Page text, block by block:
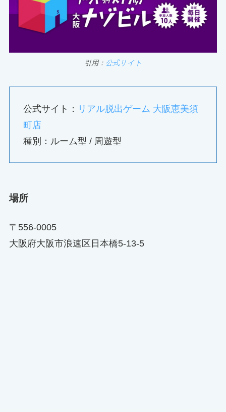
引用： 公式サイト
公式サイト： リアル脱出ゲーム 大阪恵美須
町店
種別：ルーム型 / 周遊型
場所
〒556-0005
大阪府大阪市浪速区日本橋5-13-5